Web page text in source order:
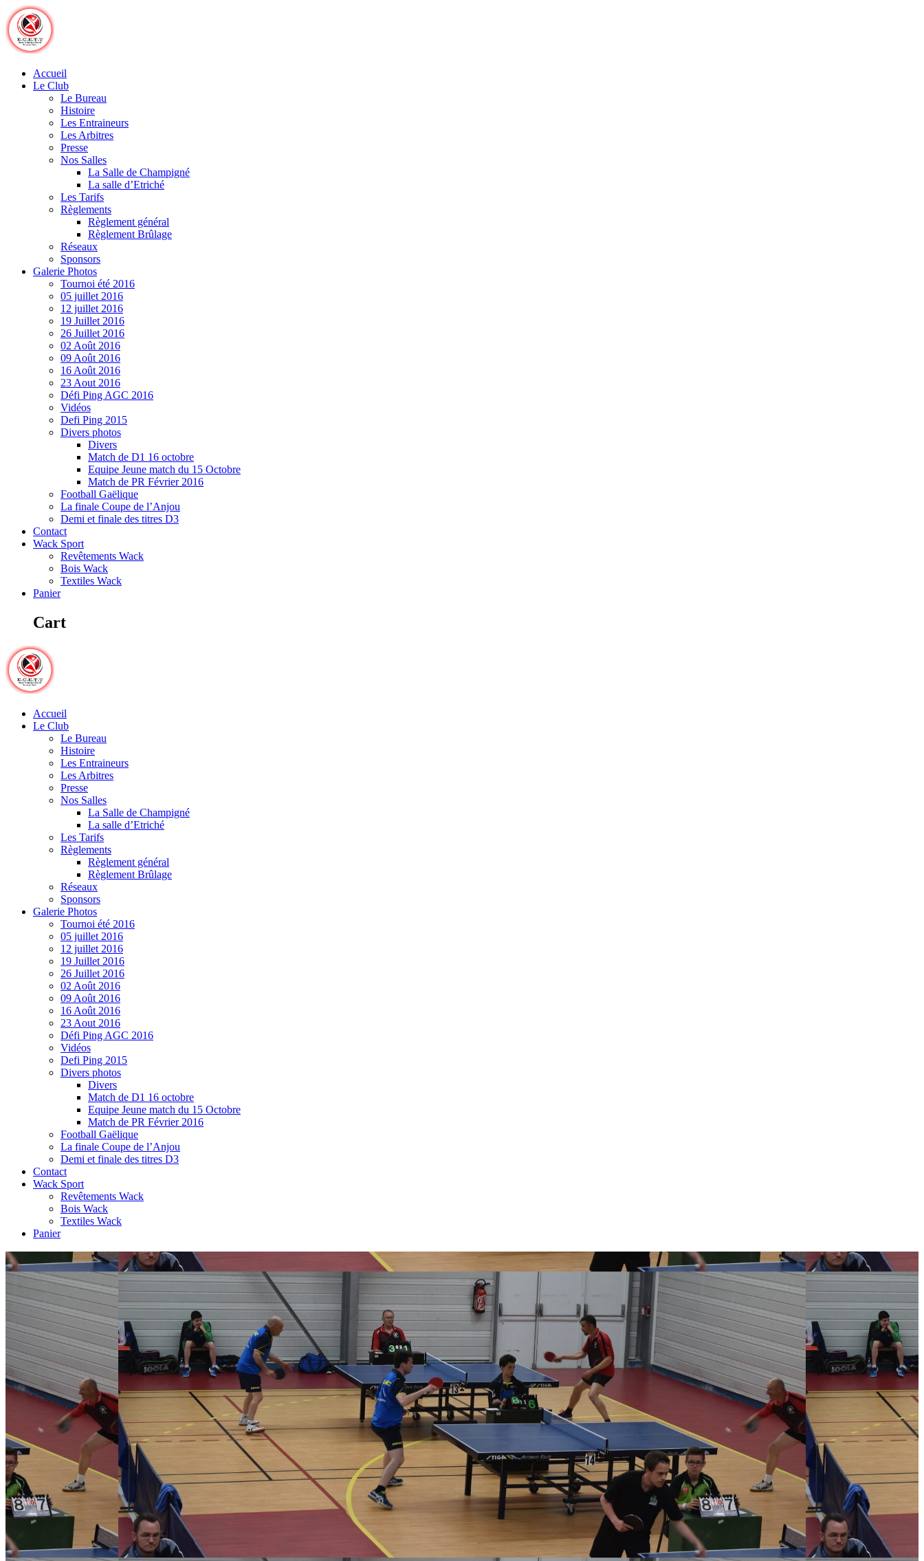
Skip
to
content
Accueil
Le Club
Le Bureau
Histoire
Les Entraineurs
Les Arbitres
Presse
Nos Salles
La Salle de Champigné
La salle d’Etriché
Les Tarifs
Règlements
Règlement général
Règlement Brûlage
Réseaux
Sponsors
Galerie Photos
Tournoi été 2016
05 juillet 2016
12 juillet 2016
19 Juillet 2016
26 Juillet 2016
02 Août 2016
09 Août 2016
16 Août 2016
23 Aout 2016
Défi Ping AGC 2016
Vidéos
Defi Ping 2015
Divers photos
Divers
Match de D1 16 octobre
Equipe Jeune match du 15 Octobre
Match de PR Février 2016
Football Gaëlique
La finale Coupe de l’Anjou
Demi et finale des titres D3
Contact
Wack Sport
Revêtements Wack
Bois Wack
Textiles Wack
Panier
Cart
Accueil
Le Club
Le Bureau
Histoire
Les Entraineurs
Les Arbitres
Presse
Nos Salles
La Salle de Champigné
La salle d’Etriché
Les Tarifs
Règlements
Règlement général
Règlement Brûlage
Réseaux
Sponsors
Galerie Photos
Tournoi été 2016
05 juillet 2016
12 juillet 2016
19 Juillet 2016
26 Juillet 2016
02 Août 2016
09 Août 2016
16 Août 2016
23 Aout 2016
Défi Ping AGC 2016
Vidéos
Defi Ping 2015
Divers photos
Divers
Match de D1 16 octobre
Equipe Jeune match du 15 Octobre
Match de PR Février 2016
Football Gaëlique
La finale Coupe de l’Anjou
Demi et finale des titres D3
Contact
Wack Sport
Revêtements Wack
Bois Wack
Textiles Wack
Panier